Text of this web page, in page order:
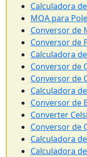
Calculadora
MOA para
Conversor de
Conversor de
Calculadora
Conversor de
Conversor de
Calculadora
Conversor de
Converter
Conversor de
Calculadora
Calculadora